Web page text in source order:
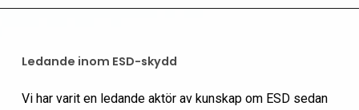
Ledande inom ESD-skydd
Vi har varit en ledande aktör av kunskap om ESD sedan